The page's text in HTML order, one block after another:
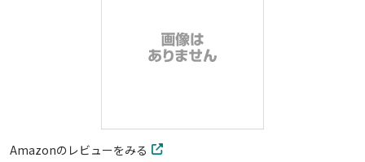
Amazonのレビューをみる